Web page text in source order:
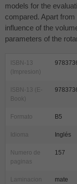
models for the
compared. Apart
influence of the
parameters of the
ISBN-13
(Impresion)
ISBN-13 (E-
Book)
Formato B5
Idioma Inglés
Numero de
paginas
157
Laminacion
mate